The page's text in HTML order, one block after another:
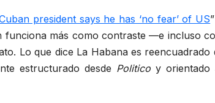
president says he has ‘no fear’ of US
funciona más como contraste —e incluso
Lo que dice La Habana es
estructurado desde Politicoy orientado